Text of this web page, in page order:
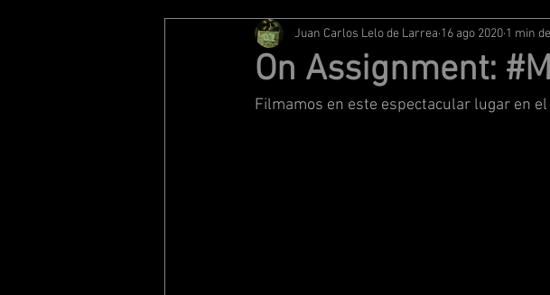
Conocimiento
On Assignment:
Juan Carlos Lelo de Larrea 16 ago 2020 1 min
Filmamos en este espectacular lugar en